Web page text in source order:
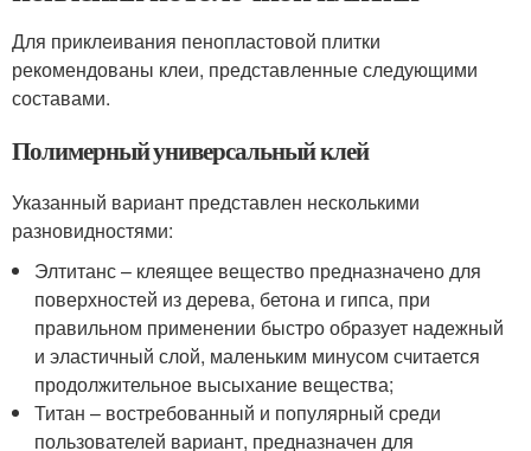
Для приклеивания пенопластовой плитки
рекомендованы клеи, представленные следующими
составами.
Полимерный универсальный клей
Указанный вариант представлен несколькими
разновидностями:
Элтитанс – клеящее вещество предназначено для
поверхностей из дерева, бетона и гипса, при
правильном применении быстро образует надежный
и эластичный слой, маленьким минусом считается
продолжительное высыхание вещества;
Титан – востребованный и популярный среди
пользователей вариант, предназначен для